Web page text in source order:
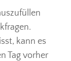
kann es
Tag vorher